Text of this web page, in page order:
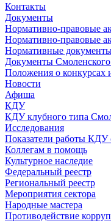
Контакты
Документы
Нормативно-правовые
Нормативно-правовые
Нормативные
Документы Смоленского
Положения о конкурсах
Новости
Афиша
КДУ
КДУ клубного типа
Исследования
Показатели работы КДУ
Коллегам в помощь
Культурное наследие
Федеральный реестр
Региональный реестр
Мероприятия сектора
Народные мастера
Противодействие